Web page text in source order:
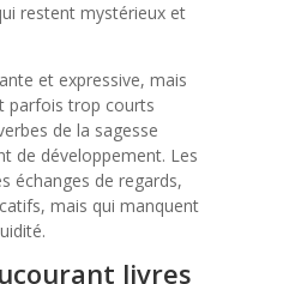
restent mystérieux et
et expressive, mais
parfois trop courts
de la sagesse
de développement. Les
échanges de regards,
mais qui manquent
livres